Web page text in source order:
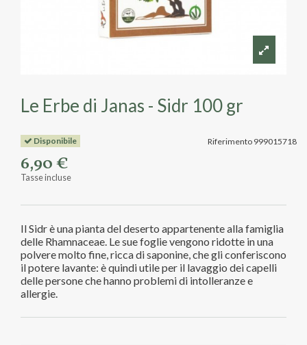
Le Erbe di Janas - Sidr 100 gr
Riferimento 999015718
Disponibile
6,90 €
Tasse incluse
Il Sidr è una pianta del deserto appartenente alla famiglia
delle Rhamnaceae. Le sue foglie vengono ridotte in una
polvere molto fine, ricca di saponine, che gli conferiscono
il potere lavante: è quindi utile per il lavaggio dei capelli
delle persone che hanno problemi di intolleranze e
allergie.